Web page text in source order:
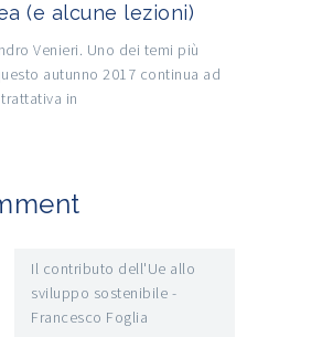
(e alcune lezioni)
Venieri. Uno dei temi più
autunno 2017 continua ad
in
Il contributo dell'Ue allo
sviluppo sostenibile -
Francesco Foglia